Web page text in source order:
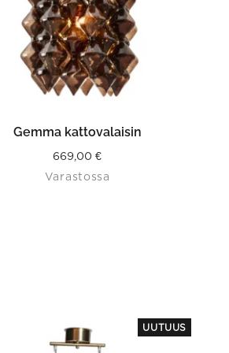
LISÄÄ OSTOSKORIIN
Gemma kattovalaisin
669,00€
Varastossa
UUTUUS